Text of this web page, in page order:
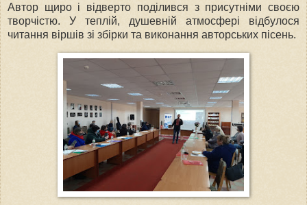
Автор щиро і відверто поділився з присутніми своєю
творчістю. У теплій, душевній атмосфері відбулося
читання віршів зі збірки та виконання авторських пісень.